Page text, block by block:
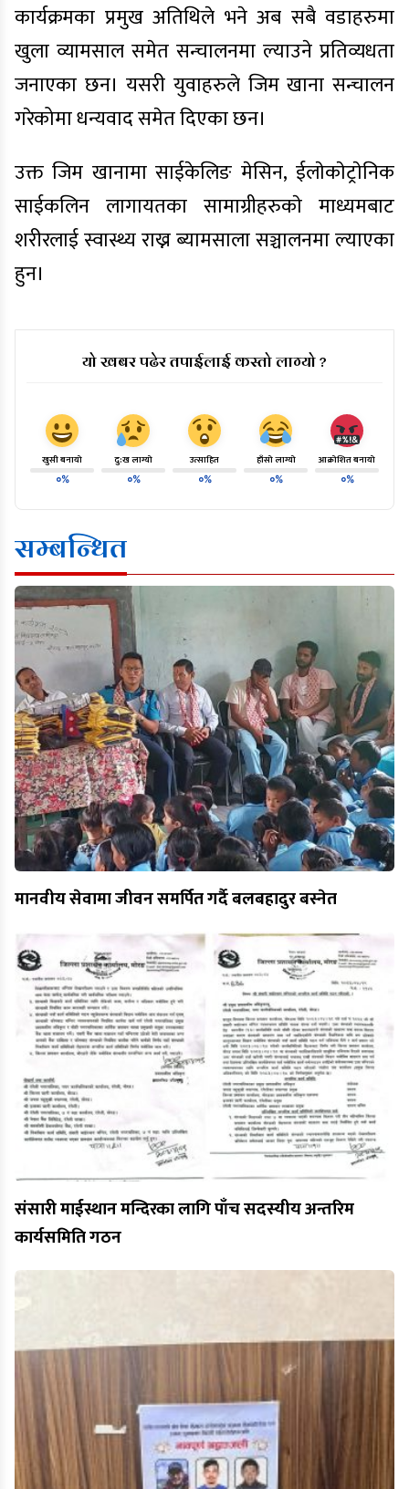
कार्यक्रमका प्रमुख अतिथिले भने अब सबै वडाहरुमा
खुला व्यामसाल समेत सन्चालनमा ल्याउने प्रतिव्यधता
जनाएका छन। यसरी युवाहरुले जिम खाना सन्चालन
गरेकोमा धन्यवाद समेत दिएका छन।
उक्त जिम खानामा साईकेलिङ मेसिन, ईलाेकाेट्राेनिक
साईकलिन लागायतका सामाग्रीहरुकाे माध्यमबाट
शरीरलाई स्वास्थ्य राख्न ब्यामसाला सञ्चालनमा ल्याएका
हुन।
यो खबर पढेर तपाईलाई कस्तो लाग्यो ?
खुसी बनायो
०%
दु:ख लाग्यो
०%
उत्साहित
०%
हाँसो लाग्यो
०%
आक्रोशित बनायो
०%
सम्बन्धित
मानवीय सेवामा जीवन समर्पित गर्दै बलबहादुर बस्नेत
संसारी माईस्थान मन्दिरका लागि पाँच सदस्यीय अन्तरिम
कार्यसमिति गठन